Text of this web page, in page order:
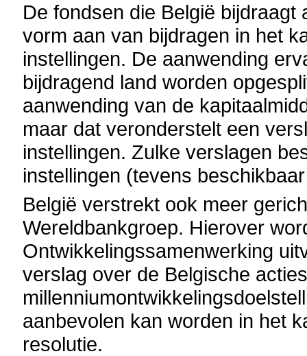
De fondsen die België
vorm aan van bijdragen in het
instellingen. De aanwending
bijdragend land worden
aanwending van de
maar dat veronderstelt een
instellingen. Zulke verslagen
instellingen (tevens
België verstrekt ook meer
Wereldbankgroep. Hierover
Ontwikkelingssamenwerking
verslag over de Belgische
aanbevolen kan worden in het
resolutie.